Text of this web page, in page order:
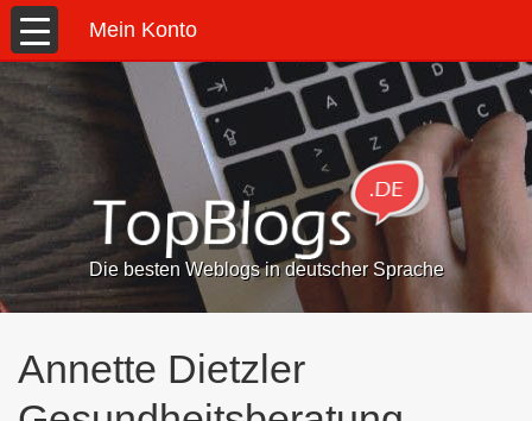
Mein Konto
Die besten Weblogs in deutscher Sprache
Annette Dietzler